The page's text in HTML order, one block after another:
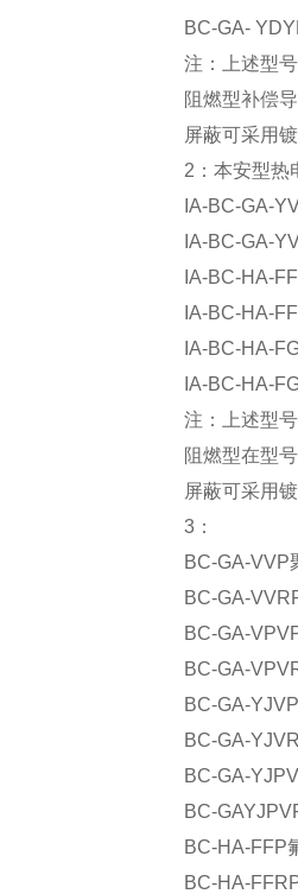
BC-GA-
注：上述型
阻燃型补偿
屏蔽可采用
2：本安型热
IA-BC-GA-
IA-BC-GA-
IA-BC-HA-
IA-BC-HA-
IA-BC-HA-
IA-BC-HA-
注：上述型
阻燃型在型
屏蔽可采用
3：
BC-GA-VVP
BC-GA-
BC-GA-
BC-GA-
BC-GA-
BC-GA-
BC-GA-
BC-
BC-HA-FFP
BC-HA-